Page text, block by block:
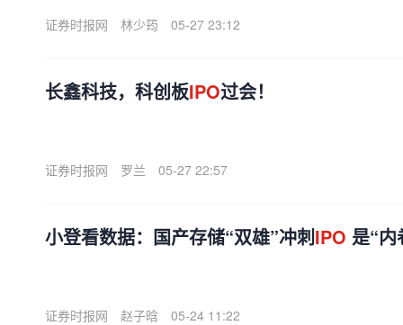
证券时报网 林少筠 05-27 23:12
长鑫科技，科创板IPO过会！
证券时报网 罗兰 05-27 22:57
小登看数据：国产存储“双雄”冲刺IPO 是“内
证券时报网 赵子晗 05-24 11:22